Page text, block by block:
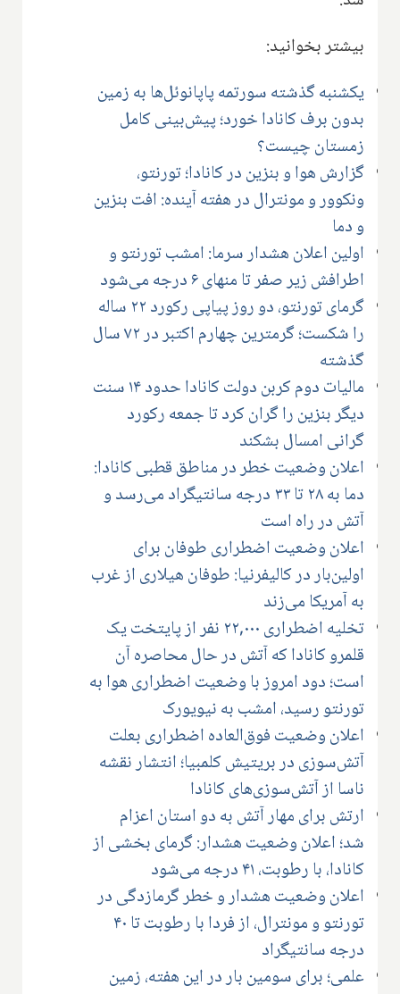
بیشتر بخوانید:
یکشنبه گذشته سورتمه پاپانوئل‌ها به زمین
بدون برف کانادا خورد؛ پیش‌بینی کامل
زمستان چیست؟
گزارش هوا و بنزین در کانادا؛ تورنتو،
ونکوور و مونترال در هفته آینده: افت بنزین
و دما
اولین اعلان هشدار سرما: امشب تورنتو و
اطرافش زیر صفر تا منهای ۶ درجه می‌شود
گرمای تورنتو، دو روز پیاپی رکورد ۲۲ ساله
را شکست؛ گرمترین چهارم اکتبر در ۷۲ سال
گذشته
مالیات دوم کربن دولت کانادا حدود ۱۴ سنت
دیگر بنزین را گران کرد تا جمعه رکورد
گرانی امسال بشکند
اعلان وضعیت خطر در مناطق قطبی کانادا:
دما به ۲۸ تا ۳۳ درجه سانتیگراد می‌رسد و
آتش در راه است
اعلان وضعیت اضطراری طوفان برای
اولین‌بار در کالیفرنیا: طوفان هیلاری از غرب
به آمریکا می‌زند
تخلیه اضطراری ۲۲,۰۰۰ نفر از پایتخت یک
قلمرو کانادا که آتش در حال محاصره آن
است؛ دود امروز با وضعیت اضطراری هوا به
تورنتو رسید، امشب به نیویورک
اعلان وضعیت فوق‌العاده اضطراری بعلت
آتش‌سوزی در بریتیش کلمبیا؛ انتشار نقشه
ناسا از آتش‌سوزی‌های کانادا
ارتش برای مهار آتش به دو استان اعزام
شد؛ اعلان وضعیت هشدار: گرمای بخشی از
کانادا، با رطوبت، ۴۱ درجه می‌شود
اعلان وضعیت هشدار و خطر گرمازدگی در
تورنتو و مونترال، از فردا با رطوبت تا ۴۰
درجه سانتیگراد
علمی؛ برای سومین بار در این هفته، زمین